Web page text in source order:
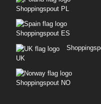
Shoppingspout PL
Shoppingspout ES
UK
Shoppingspout NO